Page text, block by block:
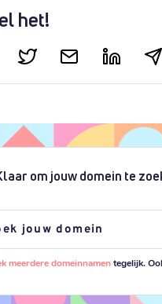
het!
om jouw domein te
meerdere domeinnamentegelijk.